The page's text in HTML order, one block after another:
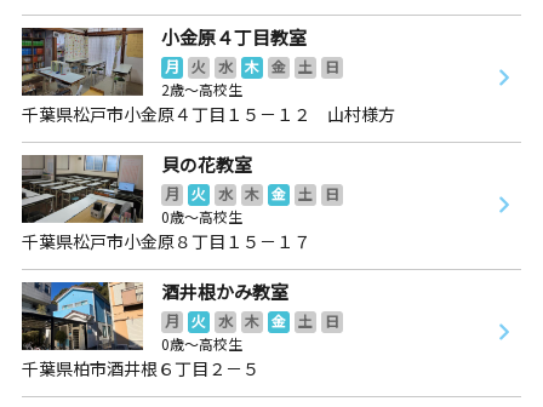
小金原４丁目教室
月 火 水 木 金 土
日
2歳～高校生
千葉県松戸市小金原４丁目１５－１２ 山村様方
貝の花教室
月 火 水 木 金 土
日
0歳～高校生
千葉県松戸市小金原８丁目１５－１７
酒井根かみ教室
月 火 水 木 金 土
日
0歳～高校生
千葉県柏市酒井根６丁目２－５